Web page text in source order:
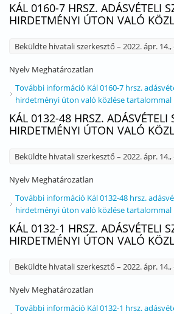
KÁL 0160-7 HRSZ. ADÁSVÉTELI
HIRDETMÉNYI ÚTON VALÓ
Beküldte hivatali szerkesztő – 2022. ápr. 14.,
Nyelv Meghatározatlan
További információ Kál 0160-7 hrsz.
hirdetményi úton való közlése tartalommal
KÁL 0132-48 HRSZ. ADÁSVÉTELI
HIRDETMÉNYI ÚTON VALÓ
Beküldte hivatali szerkesztő – 2022. ápr. 14.,
Nyelv Meghatározatlan
További információ Kál 0132-48 hrsz.
hirdetményi úton való közlése tartalommal
KÁL 0132-1 HRSZ. ADÁSVÉTELI
HIRDETMÉNYI ÚTON VALÓ
Beküldte hivatali szerkesztő – 2022. ápr. 14.,
Nyelv Meghatározatlan
További információ Kál 0132-1 hrsz.